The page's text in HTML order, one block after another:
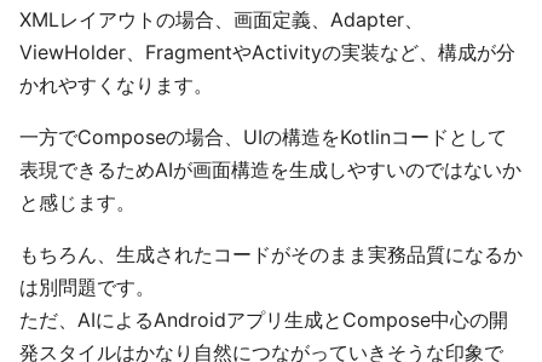
XMLレイアウトの場合、画面定義、Adapter、
ViewHolder、FragmentやActivityの実装など、構成が分
かれやすくなります。
一方でComposeの場合、UIの構造をKotlinコードとして
表現できるためAIが画面構造を生成しやすいのではないか
と感じます。
もちろん、生成されたコードがそのまま実務品質になるか
は別問題です。
ただ、AIによるAndroidアプリ生成とCompose中心の開
発スタイルはかなり自然につながっていきそうな印象で